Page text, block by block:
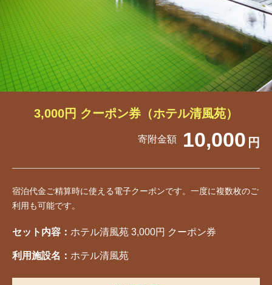
3,000円 クーポン券（ホテル清風苑）
寄附金額 10,000 円
宿泊代金ご精算時に使える電子クーポンです。一度に複数枚のご
利用も可能です。
セット内容： ホテル清風苑 3,000円 クーポン券
利用施設名： ホテル清風苑